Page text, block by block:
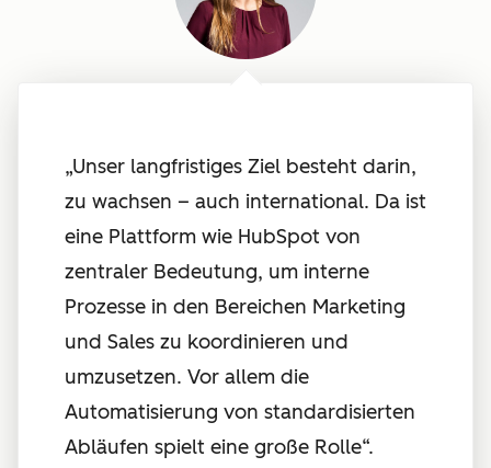
„Unser langfristiges Ziel besteht darin,
zu wachsen – auch international. Da ist
eine Plattform wie HubSpot von
zentraler Bedeutung, um interne
Prozesse in den Bereichen Marketing
und Sales zu koordinieren und
umzusetzen. Vor allem die
Automatisierung von standardisierten
Abläufen spielt eine große Rolle“.